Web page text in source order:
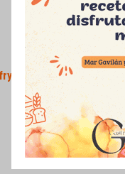
,Vídeos de cocina